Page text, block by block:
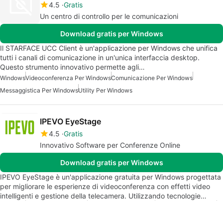
4.5 Gratis
Un centro di controllo per le comunicazioni
Download gratis per Windows
Il STARFACE UCC Client è un'applicazione per Windows che unifica
tutti i canali di comunicazione in un'unica interfaccia desktop.
Questo strumento innovativo permette agli…
WindowsVideoconferenza Per WindowsComunicazione Per Windows
Messaggistica Per WindowsUtility Per Windows
IPEVO EyeStage
4.5 Gratis
Innovativo Software per Conferenze Online
Download gratis per Windows
IPEVO EyeStage è un'applicazione gratuita per Windows progettata
per migliorare le esperienze di videoconferenza con effetti video
intelligenti e gestione della telecamera. Utilizzando tecnologie…